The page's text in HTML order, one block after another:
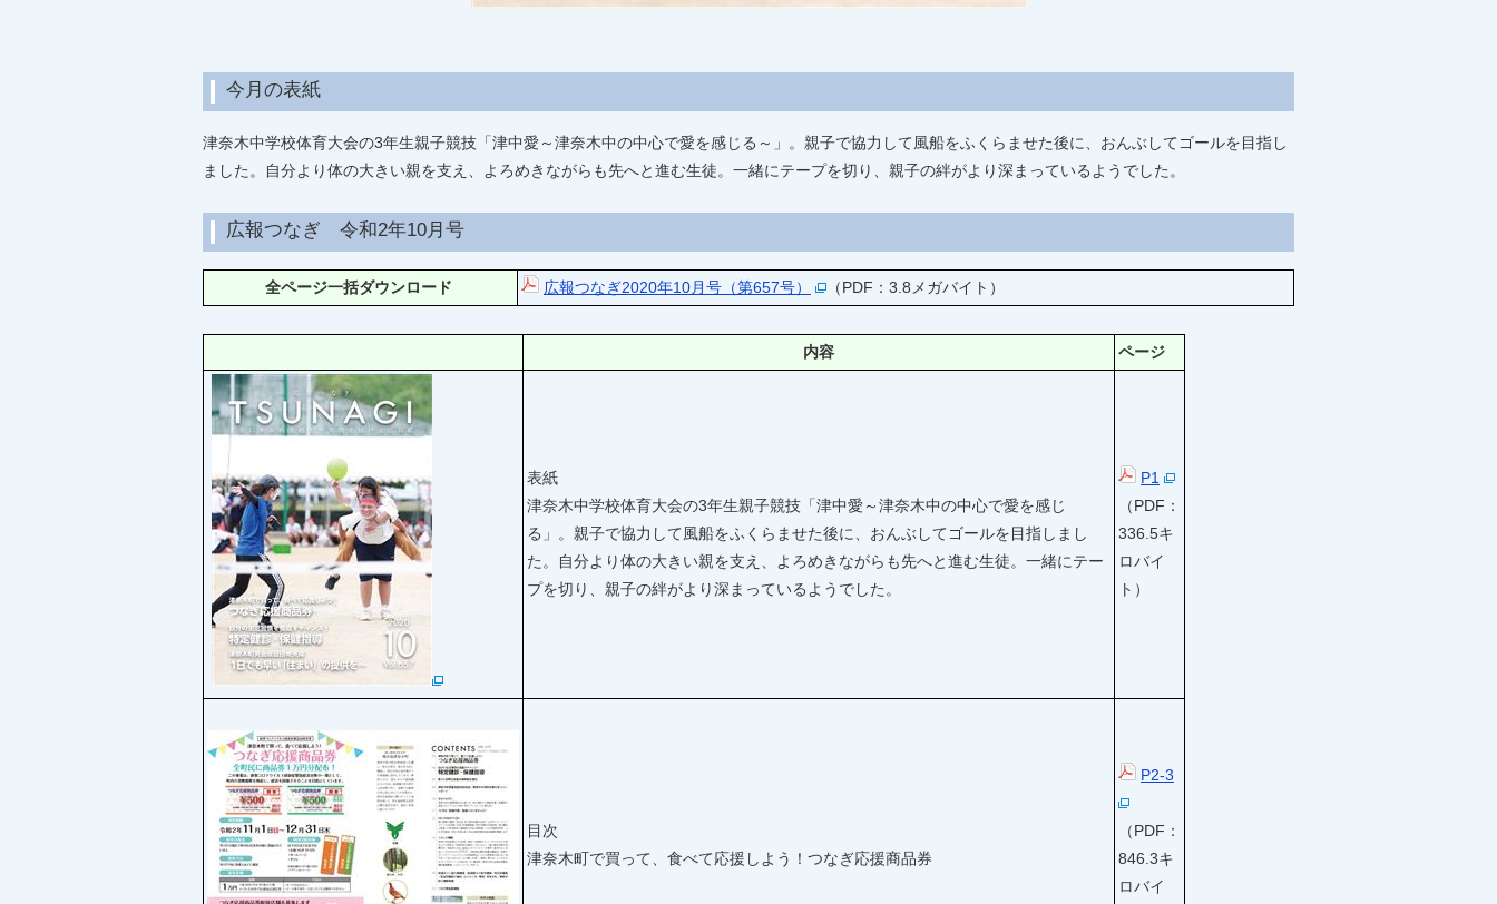
今月の表紙
津奈木中学校体育大会の3年生親子競技「津中愛～津奈木中の中心で愛を感じる～」。親子で協力して風船をふくらませた後に、おんぶしてゴールを目指し
ました。自分より体の大きい親を支え、よろめきながらも先へと進む生徒。一緒にテープを切り、親子の絆がより深まっているようでした。
広報つなぎ 令和2年10月号
全ページ一括ダウンロード 広報つなぎ2020年10月号（第657号） （PDF：3.8メガバイト）
内容 ページ
表紙
津奈木中学校体育大会の3年生親子競技「津中愛～津奈木中の中心で愛を感じ
る」。親子で協力して風船をふくらませた後に、おんぶしてゴールを目指しまし
た。自分より体の大きい親を支え、よろめきながらも先へと進む生徒。一緒にテー
プを切り、親子の絆がより深まっているようでした。
P1
（PDF：
336.5キ
ロバイ
ト）
目次
津奈木町で買って、食べて応援しよう！つなぎ応援商品券
P2-3
（PDF：
846.3キ
ロバイ